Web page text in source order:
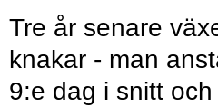
Tre år senare
knakar - man
9:e dag i snitt